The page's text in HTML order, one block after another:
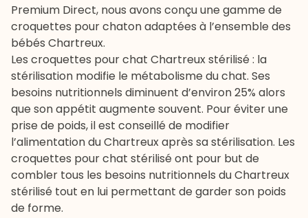
Premium Direct, nous avons conçu une gamme de
croquettes pour chaton adaptées à l’ensemble des
bébés Chartreux.
Les croquettes pour chat Chartreux stérilisé : la
stérilisation modifie le métabolisme du chat. Ses
besoins nutritionnels diminuent d’environ 25% alors
que son appétit augmente souvent. Pour éviter une
prise de poids, il est conseillé de modifier
l’alimentation du Chartreux après sa stérilisation. Les
croquettes pour chat stérilisé ont pour but de
combler tous les besoins nutritionnels du Chartreux
stérilisé tout en lui permettant de garder son poids
de forme.